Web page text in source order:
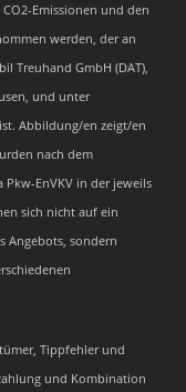
Emissionen und den
werden, der an
Treuhand GmbH (DAT),
und unter
Abbildung/en zeigt/en
nach dem
Pkw-EnVKV in der jeweils
sich nicht auf ein
Angebots, sondern
Tippfehler und
und Kombination